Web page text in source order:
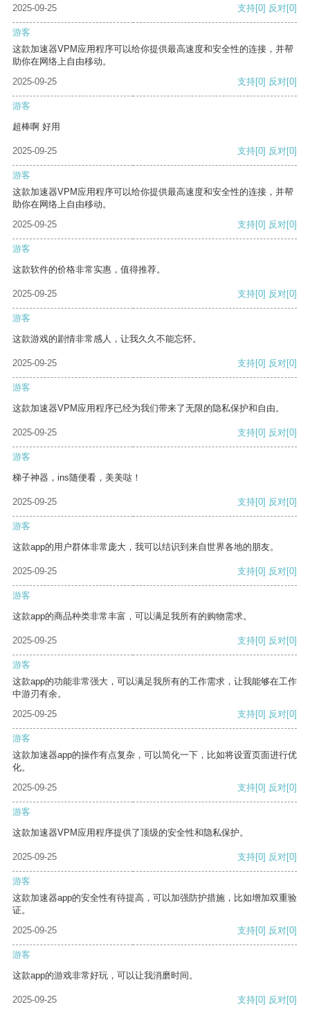
2025-09-25
支持[0] 反对[0]
游客
这款加速器VPM应用程序可以给你提供最高速度和安全性的连接，并帮
助你在网络上自由移动。
2025-09-25
支持[0] 反对[0]
游客
超棒啊 好用
2025-09-25 支持[0] 反对[0]
游客
这款加速器VPM应用程序可以给你提供最高速度和安全性的连接，并帮
助你在网络上自由移动。
2025-09-25
支持[0] 反对[0]
游客
这款软件的价格非常实惠，值得推荐。
2025-09-25 支持[0] 反对[0]
游客
这款游戏的剧情非常感人，让我久久不能忘怀。
2025-09-25 支持[0] 反对[0]
游客
这款加速器VPM应用程序已经为我们带来了无限的隐私保护和自由。
2025-09-25 支持[0] 反对[0]
游客
梯子神器，ins随便看，美美哒！
2025-09-25 支持[0] 反对[0]
游客
这款app的用户群体非常庞大，我可以结识到来自世界各地的朋友。
2025-09-25 支持[0] 反对[0]
游客
这款app的商品种类非常丰富，可以满足我所有的购物需求。
2025-09-25 支持[0] 反对[0]
游客
这款app的功能非常强大，可以满足我所有的工作需求，让我能够在工作
中游刃有余。
2025-09-25
支持[0] 反对[0]
游客
这款加速器app的操作有点复杂，可以简化一下，比如将设置页面进行优
化。
2025-09-25
支持[0] 反对[0]
游客
这款加速器VPM应用程序提供了顶级的安全性和隐私保护。
2025-09-25 支持[0] 反对[0]
游客
这款加速器app的安全性有待提高，可以加强防护措施，比如增加双重验
证。
2025-09-25
支持[0] 反对[0]
游客
这款app的游戏非常好玩，可以让我消磨时间。
2025-09-25 支持[0] 反对[0]